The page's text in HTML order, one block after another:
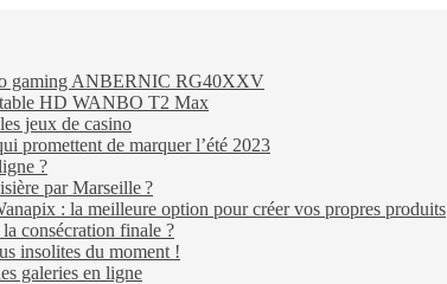
gaming ANBERNIC RG40XXV
HD WANBO T2 Max
jeux de casino
promettent de marquer l’été 2023
?
par Marseille ?
: la meilleure option pour créer vos propres produits
consécration finale ?
insolites du moment !
galeries en ligne